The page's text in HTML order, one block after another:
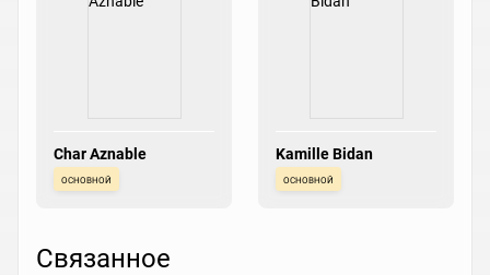
Char Aznable
основной
Kamille Bidan
основной
Связанное